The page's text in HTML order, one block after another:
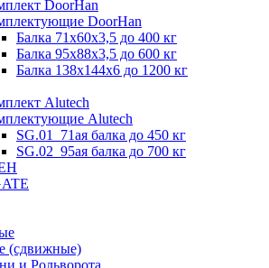
DoorHan
DoorHan
Балка 71х60х3,5 до 400 кг
Балка 95х88х3,5 до 600 кг
Балка 138х144х6 до 1200 кг
Alutech
Alutech
SG.01_71ая балка до 450 кг
SG.02_95ая балка до 700 кг
(сдвижные)
и Рольворота